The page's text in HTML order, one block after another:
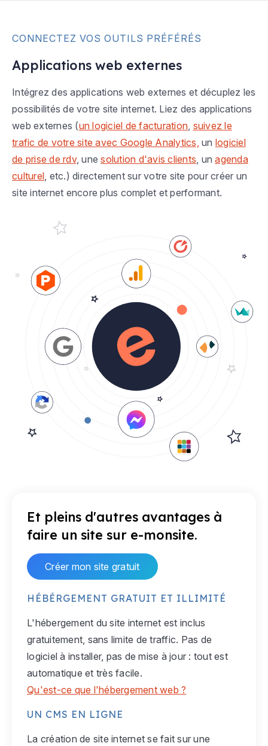
CONNECTEZ VOS OUTILS PRÉFÉRÉS
Applications web externes
Intégrez des applications web externes et décuplez les
possibilités de votre site internet. Liez des applications
web externes (un logiciel de facturation, suivez le
trafic de votre site avec Google Analytics, un logiciel
de prise de rdv, unesolution d'avis clients, unagenda
culturel, etc.) directement sur votre site pour créer un
site internet encore plus complet et performant.
Et pleins d'autres avantages à
faire un site sur e-monsite.
Créer mon site gratuit
HÉBÉRGEMENT GRATUIT ET ILLIMITÉ
L'hébergement du site internet est inclus
gratuitement, sans limite de traffic. Pas de
logiciel à installer, pas de mise à jour : tout est
automatique et très facile.
Qu'est-ce que l'hébergement web ?
UN CMS EN LIGNE
La création de site internet se fait sur une